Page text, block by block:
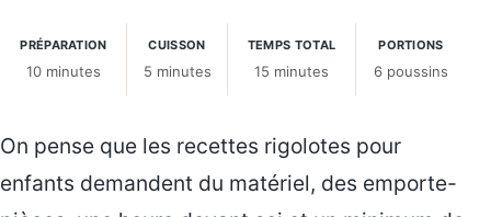
PRÉPARATION
10 minutes
CUISSON
5 minutes
TEMPS TOTAL
15 minutes
PORTIONS
6 poussins
On pense que les recettes rigolotes pour
enfants demandent du matériel, des emporte-